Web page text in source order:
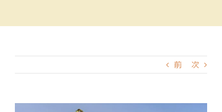
前 次